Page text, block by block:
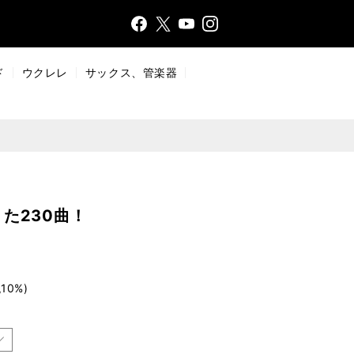
FaceX
YouTInsta
ウクレレ
サックス、管楽器
230曲！